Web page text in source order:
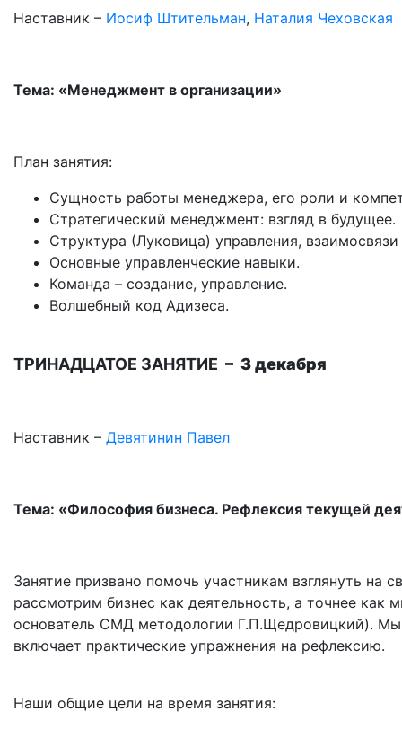
Наставник – Иосиф Штительман, Наталия Чеховская
Тема: «Менеджмент в организации»
План занятия:
Сущность работы менеджера, его роли и
Стратегический менеджмент: взгляд в будущее.
Структура (Луковица) управления,
Основные управленческие навыки.
Команда – создание, управление.
Волшебный код Адизеса.
ТРИНАДЦАТОЕ ЗАНЯТИЕ – 3 декабря
Наставник – Девятинин Павел
Тема: «Философия бизнеса. Рефлексия текущей
Занятие призвано помочь участникам взглянуть на
рассмотрим бизнес как деятельность, а точнее как
основатель СМД методологии Г.П.Щедровицкий). Мы
включает практические упражнения на рефлексию.
Наши общие цели на время занятия: